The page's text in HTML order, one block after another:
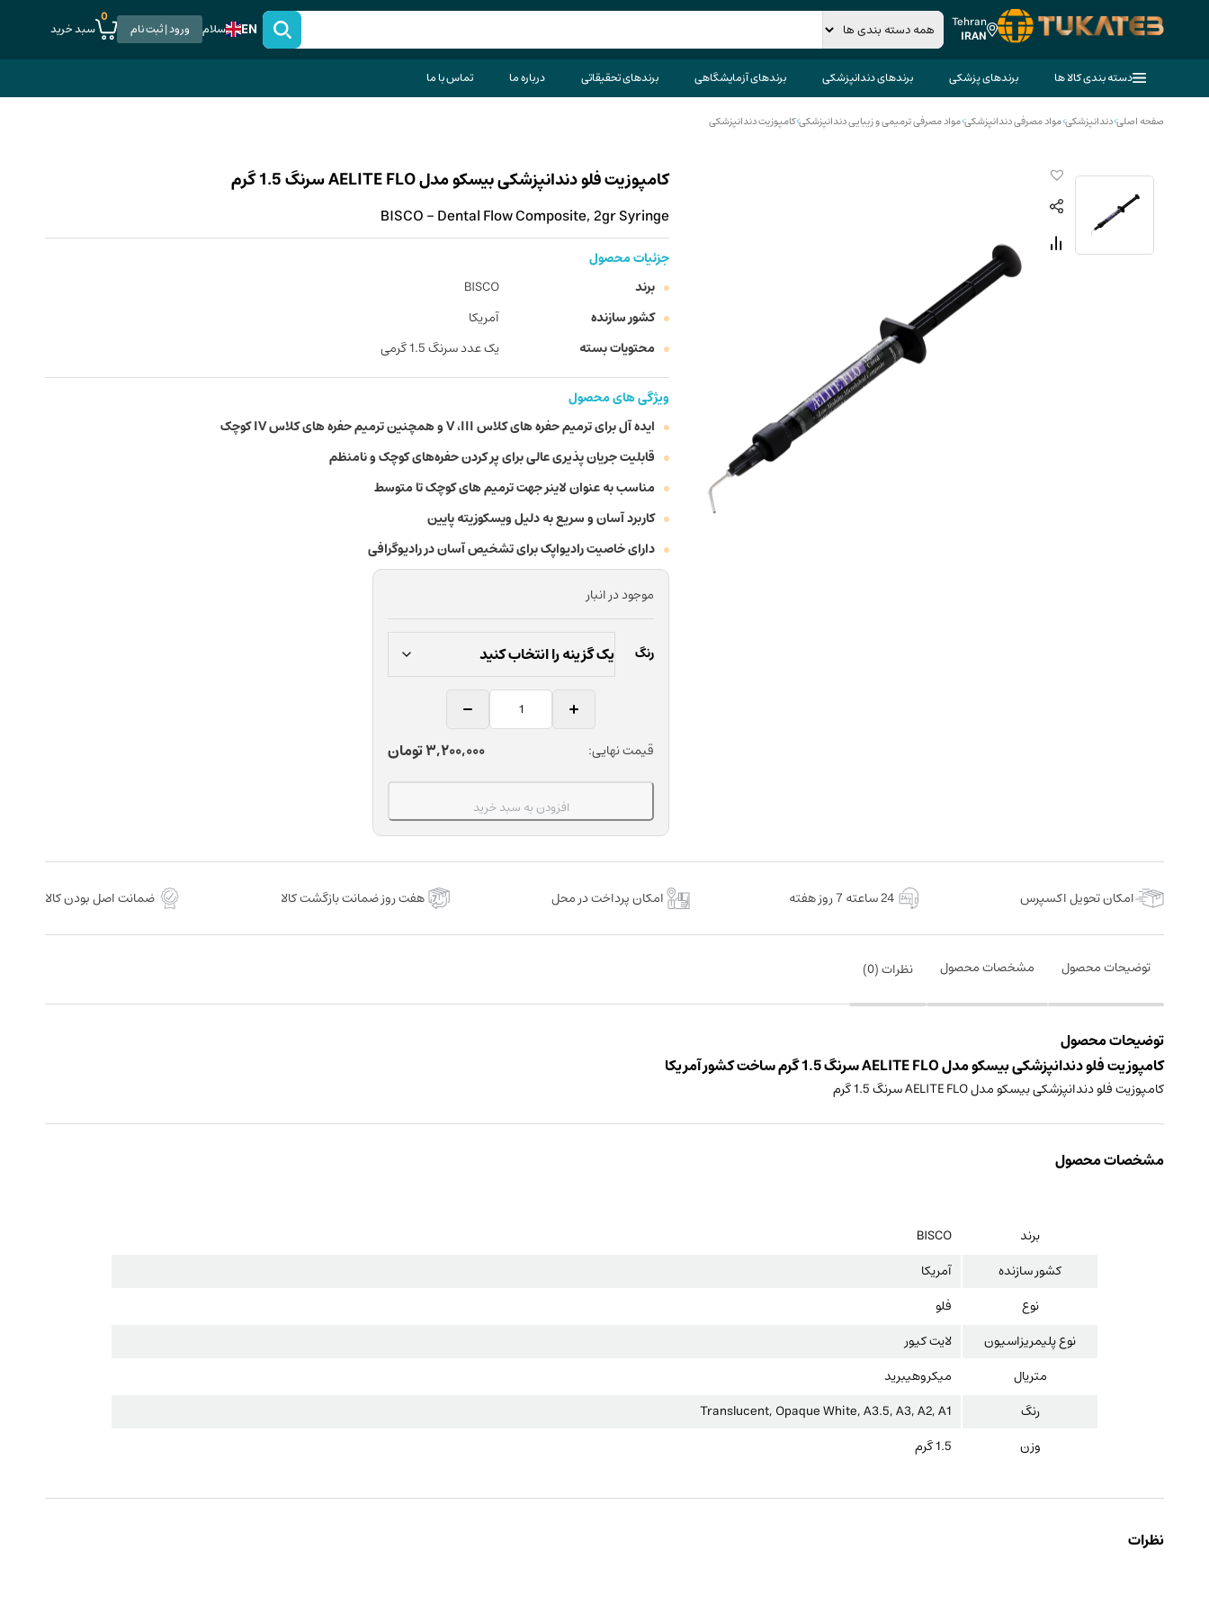
Tehran
IRAN
EN سلام ورود | ثبت نام
0
سبد خرید
دسته بندی کالا ها برندهای پزشکی برندهای دندانپزشکی برندهای آزمایشگاهی برندهای تحقیقاتی درباره ما تماس با ما
صفحه اصلی>دندانپزشکی>مواد مصرفی دندانپزشکی>مواد مصرفی ترمیمی و زیبایی دندانپزشکی>کامپوزیت دندانپزشکی
کامپوزیت فلو دندانپزشکی بیسکو مدل AELITE FLO سرنگ 1.5 گرم
BISCO - Dental Flow Composite, 2gr Syringe
جزئیات محصول
برند
BISCO
کشور سازنده
آمریکا
محتویات بسته
یک عدد سرنگ 1.5 گرمی
ویژگی های محصول
ایده آل برای ترمیم حفره های کلاس V ،III و همچنین ترمیم حفره های کلاس IV کوچک
قابلیت جریان پذیری عالی برای پر کردن حفره‌های کوچک و نامنظم
مناسب به عنوان لاینر جهت ترمیم های کوچک تا متوسط
کاربرد آسان و سریع به دلیل ویسکوزیته پایین
دارای خاصیت رادیواپک برای تشخیص آسان در رادیوگرافی
موجود در انبار
رنگ
کامپوزیت
مدل
AELITE
قیمت نهایی: 3,200,000تومان
افزودن به سبد خرید
امکان تحویل اکسپرس 24 ساعته 7 روز هفته امکان پرداخت در محل هفت روز ضمانت بازگشت کالا ضمانت اصل بودن کالا
توضیحات محصول مشخصات محصول نظرات (0
)
توضیحات محصول
کامپوزیت فلو دندانپزشکی بیسکو مدل AELITE FLO سرنگ 1.5 گرم ساخت کشور آمریکا
کامپوزیت فلو دندانپزشکی بیسکو مدل AELITE FLO سرنگ 1.5 گرم
مشخصات محصول
برند
BISCO
کشور سازنده
آمریکا
نوع
فلو
نوع پلیمریزاسیون
لایت کیور
متریال
میکروهیبرید
رنگ
Translucent, Opaque White, A3.5, A3, A2, A1
وزن
1.5 گرم
نظرات